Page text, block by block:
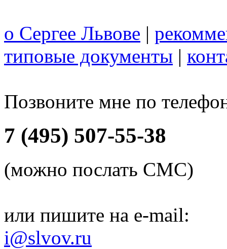
о Сергее Львове |
типовые документы |
Позвоните мне по
7 (495) 507-55-38
(можно послать СМС)
или пишите на e-mail:
i@slvov.ru